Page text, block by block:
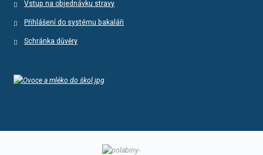
Vstup na objednávku stravy
Přihlášení do systému bakaláři
Schránka důvěry